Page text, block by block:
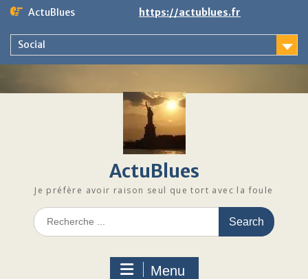
Skip
content
ActuBlues https://actublues.fr
Social
ActuBlues
Je préfère avoir raison seul que tort avec la foule
Search
for:
Menu